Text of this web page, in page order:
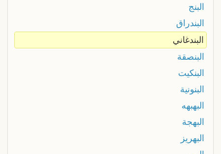
البنج
البندراق
البندغاني
البنصقة
البنكيت
البنونية
البهبهه
البهجة
البهريز